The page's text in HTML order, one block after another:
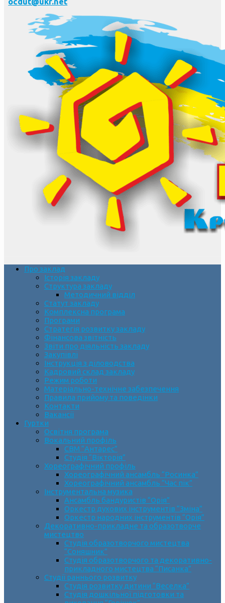
Про заклад
Історія закладу
Структура закладу
Методичний відділ
Статут закладу
Комплексна програма
Програми
Стратегія розвитку закладу
Фінансова звітність
Звіти про діяльність закладу
Закупівлі
Інструкція з діловодства
Кадровий склад закладу
Режим роботи
Матеріально-технічне забезпечення
Правила прийому та поведінки
Контакти
Вакансії
Гуртки
Освітня програма
Вокальний профіль
СВМ “Антарес”
Студія “Вікторія”
Хореографічний профіль
Хореографічний ансамбль “Росинка”
Хореографічний ансамбль “Час пік”
Інструментальна музика
Ансамбль бандуристів “Орія”
Оркестр духових інструментів “Зміна”
Оркестр народних інструментів “Орія”
Декоративно-прикладне та образотворче
мистецтво
Cтудія образотворчого мистецтва
“Соняшник”
Студія образотворчого та декоративно-
прикладного мистецтва “Писанка”
Студії раннього розвитку
Студія розвитку дитини “Веселка”
Студія дошкільної підготовки та